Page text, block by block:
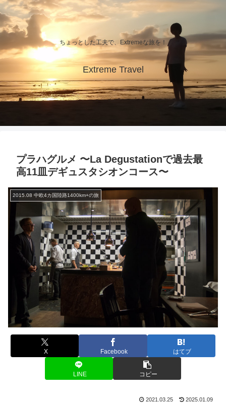
ちょっとした工夫で、Extremeな旅を！
Extreme Travel
プラハグルメ 〜La Degustationで過去最
高11皿デギュスタシオンコース〜
2015.08 中欧4カ国陸路1400km+の旅
X Facebook はてブ
LINE コピー
2021.03.25 2025.01.09